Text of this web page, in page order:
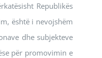
Republikës
është i nevojshëm
dhe subjekteve
për promovimin e